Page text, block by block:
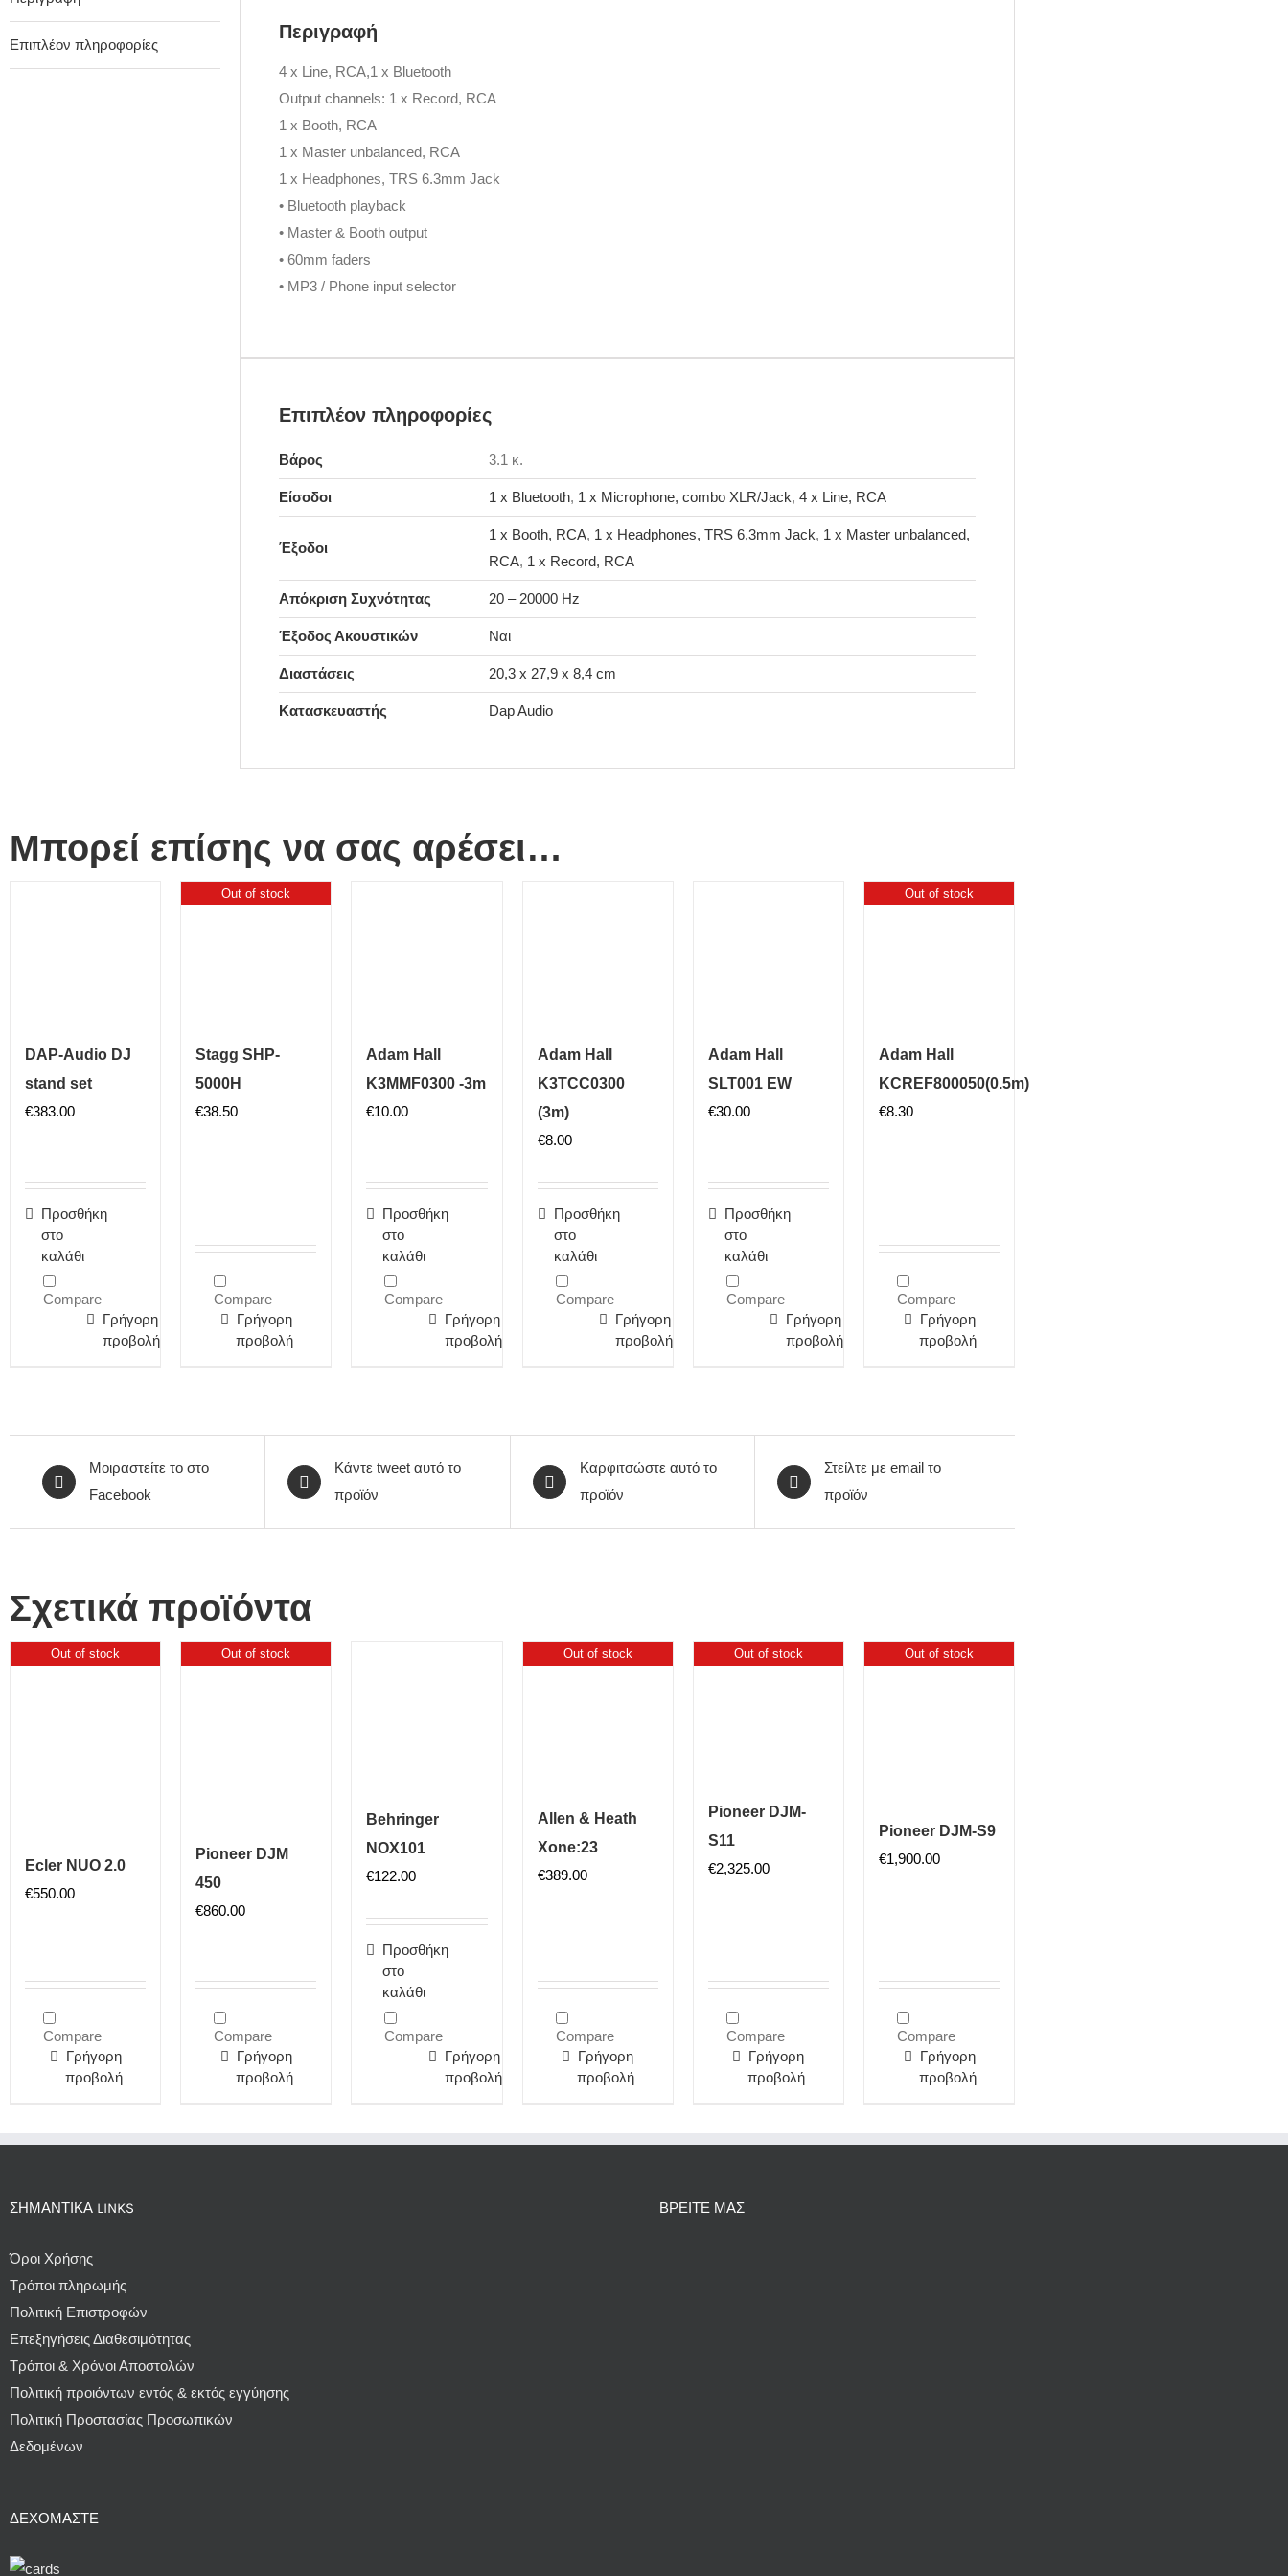
Επιπλέον πληροφορίες
Περιγραφή
4 x Line, RCA,1 x Bluetooth
Output channels: 1 x Record, RCA
1 x Booth, RCA
1 x Master unbalanced, RCA
1 x Headphones, TRS 6.3mm Jack
• Bluetooth playback
• Master & Booth output
• 60mm faders
• MP3 / Phone input selector
Επιπλέον πληροφορίες
Βάρος 3.1 κ.
Είσοδοι 1 x Bluetooth, 1 x Microphone, combo XLR/Jack, 4 x Line, RCA
Έξοδοι
1 x Booth, RCA, 1 x Headphones, TRS 6,3mm Jack, 1 x Master unbalanced,
RCA, 1 x Record, RCA
Απόκριση Συχνότητας 20 – 20000 Hz
Έξοδος Ακουστικών Ναι
Διαστάσεις 20,3 x 27,9 x 8,4 cm
Κατασκευαστής Dap Audio
Μπορεί επίσης να σας αρέσει…
DAP-Audio DJ
stand set
€383.00
Προσθήκη
στο
καλάθι
Compare
Γρήγορη
προβολή
Out of stock
Stagg SHP-
5000H
€38.50
Compare
Γρήγορη
προβολή
Adam Hall
K3MMF0300 -3m
€10.00
Προσθήκη
στο
καλάθι
Compare
Γρήγορη
προβολή
Adam Hall
K3TCC0300
(3m)
€8.00
Προσθήκη
στο
καλάθι
Compare
Γρήγορη
προβολή
Adam Hall
SLT001 EW
€30.00
Προσθήκη
στο
καλάθι
Compare
Γρήγορη
προβολή
Out of stock
Adam Hall
KCREF800050(0.5m)
€8.30
Compare
Γρήγορη
προβολή
Μοιραστείτε το στο
Facebook
Κάντε tweet αυτό το
προϊόν
Καρφιτσώστε αυτό το
προϊόν
Στείλτε με email το
προϊόν
Σχετικά προϊόντα
Out of stock
Ecler NUO 2.0
€550.00
Compare
Γρήγορη
προβολή
Out of stock
Pioneer DJM
450
€860.00
Compare
Γρήγορη
προβολή
Behringer
NOX101
€122.00
Προσθήκη
στο
καλάθι
Compare
Γρήγορη
προβολή
Out of stock
Allen & Heath
Xone:23
€389.00
Compare
Γρήγορη
προβολή
Out of stock
Pioneer DJM-
S11
€2,325.00
Compare
Γρήγορη
προβολή
Out of stock
Pioneer DJM-S9
€1,900.00
Compare
Γρήγορη
προβολή
ΣΗΜΑΝΤΙΚΆ LINKS
Όροι Χρήσης
Τρόποι πληρωμής
Πολιτική Επιστροφών
Επεξηγήσεις Διαθεσιμότητας
Τρόποι & Χρόνοι Αποστολών
Πολιτική προιόντων εντός & εκτός εγγύησης
Πολιτική Προστασίας Προσωπικών
Δεδομένων
ΔΕΧΌΜΑΣΤΕ
ΒΡΕΙΤΕ ΜΑΣ